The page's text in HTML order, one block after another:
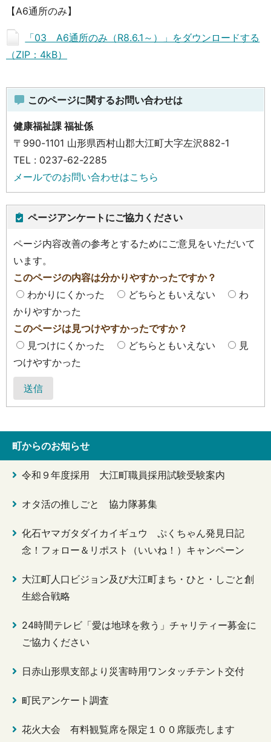
【A6通所のみ】
「03 A6通所のみ（R8.6.1～）」をダウンロードする
（ZIP：4kB）
このページに関するお問い合わせは
健康福祉課 福祉係
〒990-1101 山形県西村山郡大江町大字左沢882-1
TEL : 0237-62-2285
メールでのお問い合わせはこちら
ページアンケートにご協力ください
ページ内容改善の参考とするためにご意見をいただいて
います。
このページの内容は分かりやすかったですか？
わかりにくかった
どちらともいえない
わ
かりやすかった
このページは見つけやすかったですか？
見つけにくかった
どちらともいえない
見
つけやすかった
送信
町からのお知らせ
令和９年度採用 大江町職員採用試験受験案内
オタ活の推しごと 協力隊募集
化石ヤマガタダイカイギュウ ぷくちゃん発見日記
念！フォロー＆リポスト（いいね！）キャンペーン
大江町人口ビジョン及び大江町まち・ひと・しごと創
生総合戦略
24時間テレビ「愛は地球を救う」チャリティー募金に
ご協力ください
日赤山形県支部より災害時用ワンタッチテント交付
町民アンケート調査
花火大会 有料観覧席を限定１００席販売します